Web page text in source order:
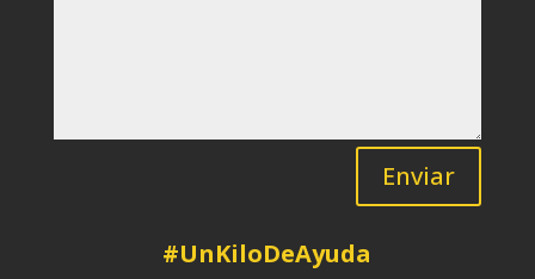
Enviar
#UnKiloDeAyuda